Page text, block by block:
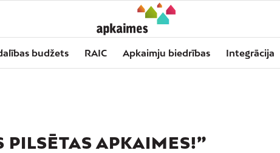
budžets RAIC Apkaimju biedrības Integrācija
PILSĒTAS APKAIMES!”